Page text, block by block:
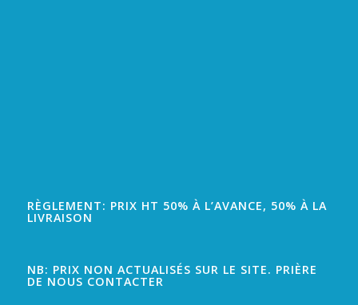
RÈGLEMENT: PRIX HT 50% À L’AVANCE, 50% À LA
LIVRAISON
NB: PRIX NON ACTUALISÉS SUR LE SITE. PRIÈRE
DE NOUS CONTACTER